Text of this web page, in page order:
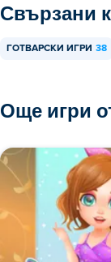
Свързани
ГОТВАРСКИ ИГРИ 38
Още игри